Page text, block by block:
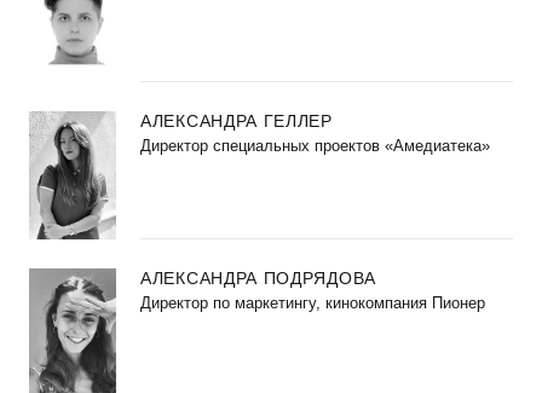
АЛЕКСАНДРА ГЕЛЛЕР
Директор специальных проектов «Амедиатека»
АЛЕКСАНДРА ПОДРЯДОВА
Директор по маркетингу, кинокомпания Пионер